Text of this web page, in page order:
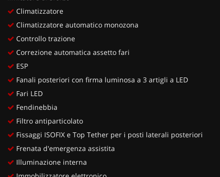
Climatizzatore
Climatizzatore automatico monozona
Controllo trazione
Correzione automatica assetto fari
ESP
Fanali posteriori con firma luminosa a 3 artigli a LED
Fari LED
Fendinebbia
Filtro antiparticolato
Fissaggi ISOFIX e Top Tether per i posti laterali posteriori
Frenata d'emergenza assistita
Illuminazione interna